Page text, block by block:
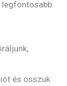
legfontosabb
és osszuk